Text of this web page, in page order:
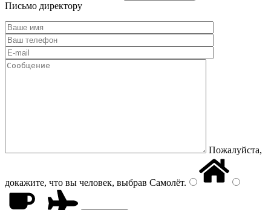
Письмо директору
Пожалуйста,
докажите, что вы человек, выбрав Самолёт.